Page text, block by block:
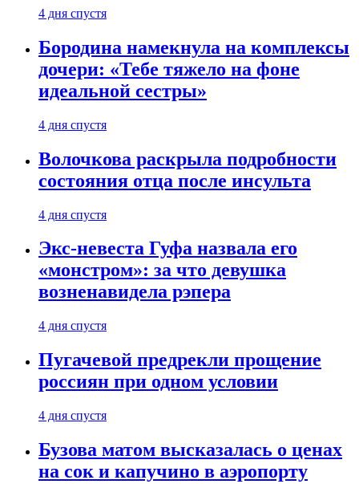
4 дня спустя
Бородина намекнула на комплексы
дочери: «Тебе тяжело на фоне
идеальной сестры»
4 дня спустя
Волочкова раскрыла подробности
состояния отца после инсульта
4 дня спустя
Экс-невеста Гуфа назвала его
«монстром»: за что девушка
возненавидела рэпера
4 дня спустя
Пугачевой предрекли прощение
россиян при одном условии
4 дня спустя
Бузова матом высказалась о ценах
на сок и капучино в аэропорту